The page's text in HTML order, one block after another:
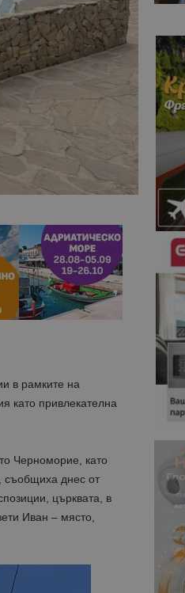
в рамките на
като привлекателна
Черноморие, като
съобщиха днес от
църквата, в
Иван – място,